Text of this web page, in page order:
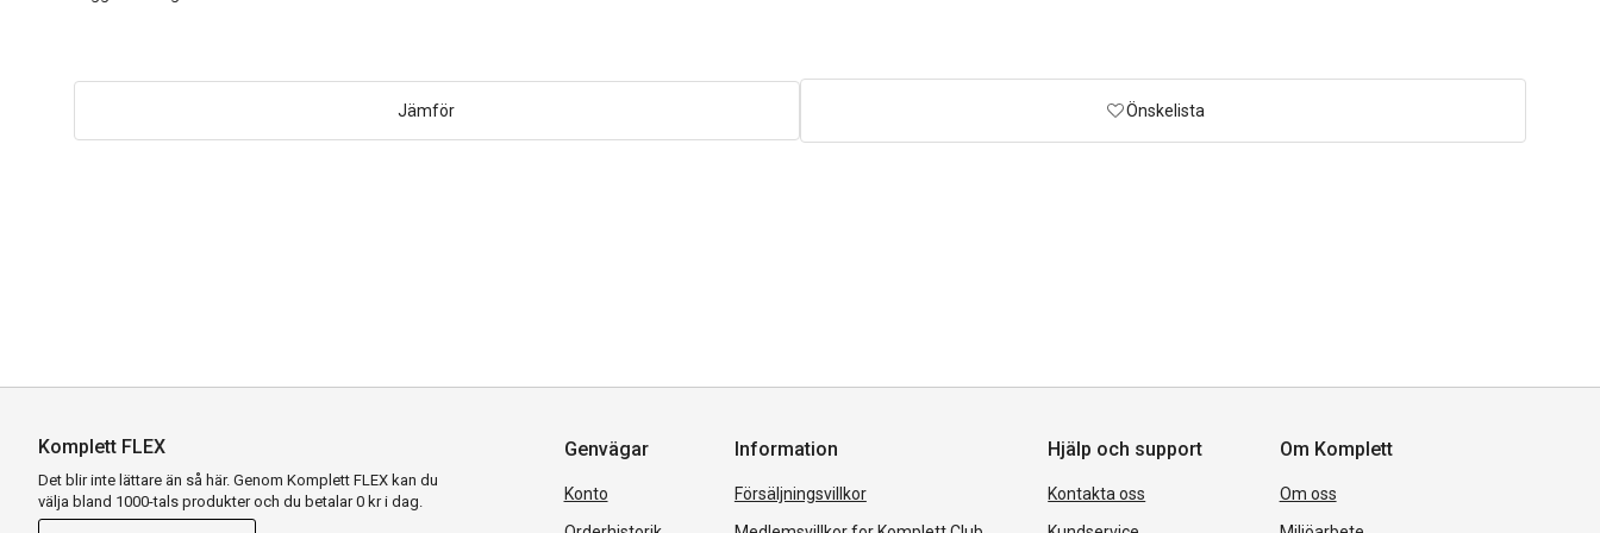
Jämför Önskelista
Komplett FLEX
Det blir inte lättare än så här. Genom Komplett FLEX kan du
välja bland 1000-tals produkter och du betalar 0 kr i dag.
Genvägar
Konto
Information
Försäljningsvillkor
Hjälp och support
Kontakta oss
Om Komplett
Om oss